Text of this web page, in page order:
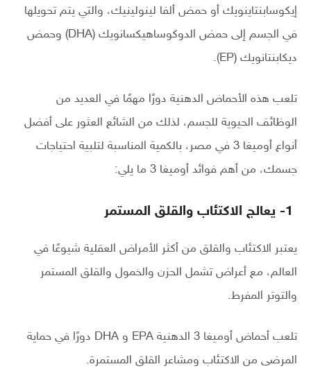
إيكوسابنتاينويك أو حمض ألفا لينولينيك، والتي يتم تحويلها
في الجسم إلى حمض الدوكوساهيكسانويك (DHA) وحمض
ديكابنتانويك (EP).
تلعب هذه الأحماض الدهنية دورًا مهمًا في العديد من
الوظائف الحيوية للجسم، لذلك من الشائع العثور على أفضل
أنواع أوميغا 3 في مصر، بالكمية المناسبة لتلبية احتياجات
جسمك، من أهم فوائد أوميغا 3 ما يلي:
يعتبر الاكتئاب والقلق من أكثر الأمراض العقلية شيوعًا في
العالم، مع أعراض تشمل الحزن والخمول والقلق المستمر
والتوتر المفرط.
تلعب أحماض أوميغا 3 الدهنية EPA و DHA دورًا في حماية
المرضى من الاكتئاب ومشاعر القلق المستمرة.